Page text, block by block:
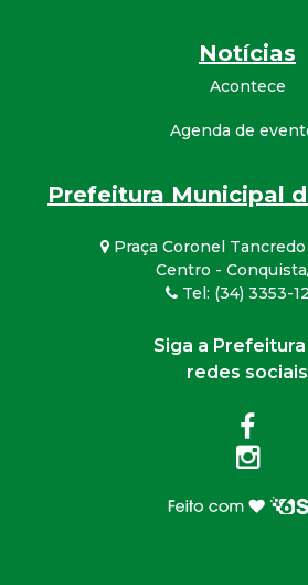
Notícias
Acontece
Agenda de
Prefeitura Municipal
Praça Coronel Tancredo
Centro -
Tel: (34) 3353-
Siga a Prefeitura
redes sociais